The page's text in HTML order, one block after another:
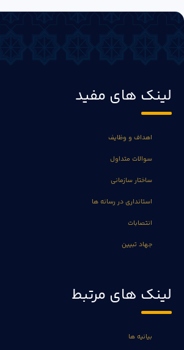
لینک های مفید
اهداف و وظایف
سوالات متداول
ساختار سازمانی
استانداری در رسانه ها
انتصابات
جهاد تبیین
لینک های مرتبط
بیانیه ها